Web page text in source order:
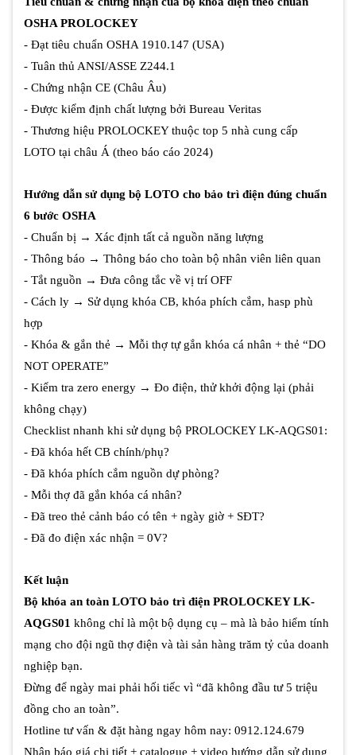
OSHA PROLOCKEY
- Đạt tiêu chuẩn OSHA 1910.147 (USA)
- Tuân thủ ANSI/ASSE Z244.1
- Chứng nhận CE (Châu Âu)
- Được kiểm định chất lượng bởi Bureau Veritas
- Thương hiệu PROLOCKEY thuộc top 5 nhà cung cấp
LOTO tại châu Á (theo báo cáo 2024)
Hướng dẫn sử dụng bộ LOTO cho bảo trì điện đúng chuẩn
6 bước OSHA
- Chuẩn bị → Xác định tất cả nguồn năng lượng
- Thông báo → Thông báo cho toàn bộ nhân viên liên quan
- Tắt nguồn → Đưa công tắc về vị trí OFF
- Cách ly → Sử dụng khóa CB, khóa phích cắm, hasp phù
hợp
- Khóa & gắn thẻ → Mỗi thợ tự gắn khóa cá nhân + thẻ “DO
NOT OPERATE”
- Kiểm tra zero energy → Đo điện, thử khởi động lại (phải
không chạy)
Checklist nhanh khi sử dụng bộ PROLOCKEY LK-AQGS01:
- Đã khóa hết CB chính/phụ?
- Đã khóa phích cắm nguồn dự phòng?
- Mỗi thợ đã gắn khóa cá nhân?
- Đã treo thẻ cảnh báo có tên + ngày giờ + SĐT?
- Đã đo điện xác nhận = 0V?
Kết luận
Bộ khóa an toàn LOTO bảo trì điện PROLOCKEY LK-
AQGS01 không chỉ là một bộ dụng cụ – mà là bảo hiểm tính
mạng cho đội ngũ thợ điện và tài sản hàng trăm tỷ của doanh
nghiệp bạn.
Đừng để ngày mai phải hối tiếc vì “đã không đầu tư 5 triệu
đồng cho an toàn”.
Hotline tư vấn & đặt hàng ngay hôm nay: 0912.124.679
Nhận báo giá chi tiết + catalogue + video hướng dẫn sử dụng